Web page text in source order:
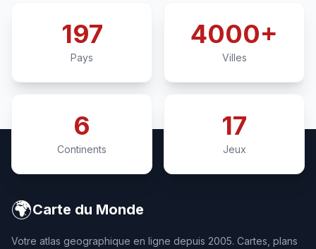
197
Pays
4000+
Villes
6
Continents
17
Jeux
🌍Carte du Monde
Votre atlas geographique en ligne depuis 2005. Cartes, plans